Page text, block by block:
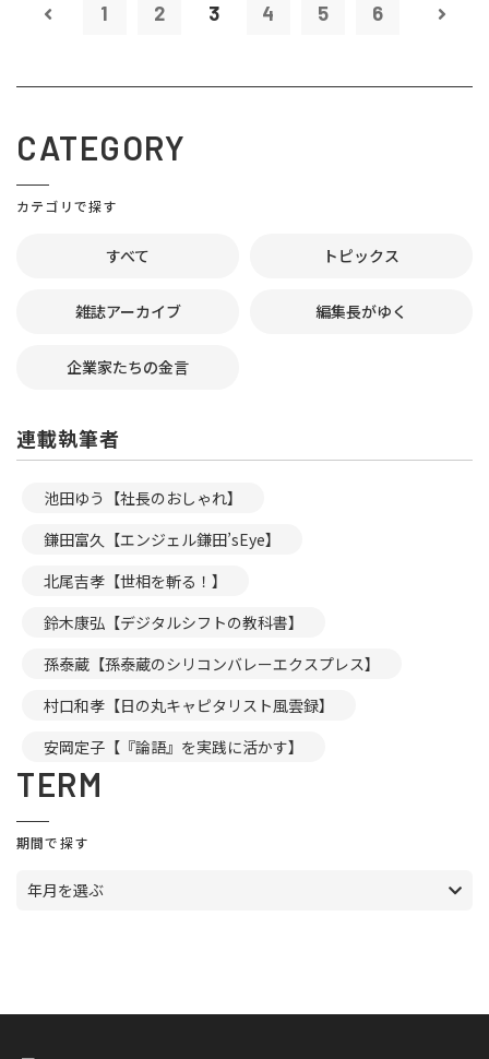
1 2 3 4 5 6
CATEGORY
カテゴリで探す
すべて トピックス
雑誌アーカイブ 編集長がゆく
企業家たちの金言
連載執筆者
池田ゆう【社長のおしゃれ】
鎌田富久【エンジェル鎌田’sEye】
北尾吉孝【世相を斬る！】
鈴木康弘【デジタルシフトの教科書】
孫泰蔵【孫泰蔵のシリコンバレーエクスプレス】
村口和孝【日の丸キャピタリスト風雲録】
安岡定子【『論語』を実践に活かす】
TERM
期間で探す
年月を選ぶ